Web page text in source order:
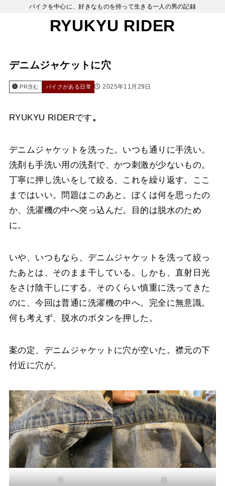
バイクを中心に、好きなものを持って生きる一人の男の記録
RYUKYU RIDER
デニムジャケットに穴
PR含む バイクがある日常 2025年11月29日
RYUKYU RIDERです 。
デニムジャケットを洗った。いつも通りに手洗い。
洗剤も手洗い用の洗剤で、かつ刺激が少ないもの。
丁寧に押し洗いをして絞る、これを繰り返す。ここ
まではいい。問題はこのあと。ぼくは何を思ったの
か、洗濯機の中へ突っ込んだ。目的は脱水のため
に。
いや、いつもなら、デニムジャケットを洗って絞っ
たあとは、そのまま干している。しかも、直射日光
をさけ陰干しにする。そのくらい慎重に洗ってきた
のに、今回は普通に洗濯機の中へ。完全に無意識。
何も考えず、脱水のボタンを押した。
案の定、デニムジャケットに穴が空いた。襟元の下
付近に穴が。
表 裏